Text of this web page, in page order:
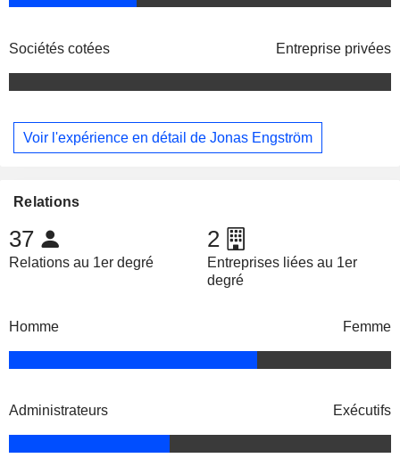
Sociétés cotées Entreprise privées
Voir l'expérience en détail de Jonas Engström
Relations
37
Relations au 1er degré
2
Entreprises liées au 1er
degré
Homme Femme
Administrateurs Exécutifs